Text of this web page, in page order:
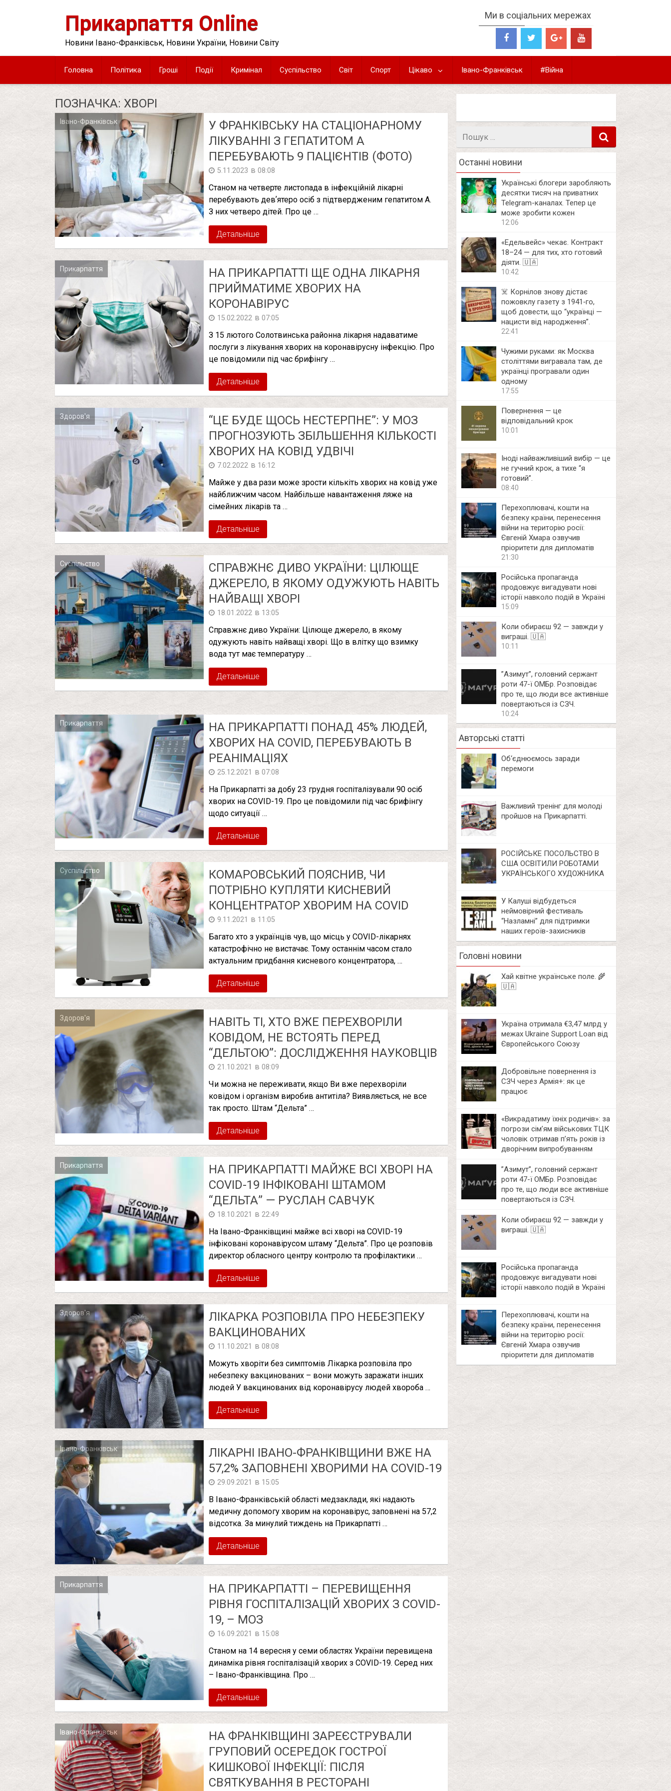
Прикарпаття Online
Новини Івано-Франківськ, Новини України, Новини Світу
Ми в соціальних мережах
Головна Політика Гроші Події Кримінал Суспільство Світ Спорт Цікаво Івано-Франківськ #Війна
ПОЗНАЧКА: ХВОРІ
Івано-Франківськ
У ФРАНКІВСЬКУ НА СТАЦІОНАРНОМУ
ЛІКУВАННІ З ГЕПАТИТОМ A
ПЕРЕБУВАЮТЬ 9 ПАЦІЄНТІВ (ФОТО)
5.11.2023 в 08:08
Станом на четверте листопада в інфекційній лікарні
перебувають девʼятеро осіб з підтвердженим гепатитом A.
З них четверо дітей. Про це …
Детальніше
Прикарпаття
НА ПРИКАРПАТТІ ЩЕ ОДНА ЛІКАРНЯ
ПРИЙМАТИМЕ ХВОРИХ НА
КОРОНАВІРУС
15.02.2022 в 07:05
З 15 лютого Солотвинська районна лікарня надаватиме
послуги з лікування хворих на коронавірусну інфекцію. Про
це повідомили під час брифінгу …
Детальніше
Здоров'я
“ЦЕ БУДЕ ЩОСЬ НЕСТЕРПНЕ”: У МОЗ
ПРОГНОЗУЮТЬ ЗБІЛЬШЕННЯ КІЛЬКОСТІ
ХВОРИХ НА КОВІД УДВІЧІ
7.02.2022 в 16:12
Майже у два рази може зрости кількіть хворих на ковід уже
найближчим часом. Найбільше навантаження ляже на
сімейних лікарів та …
Детальніше
Суспільство
СПРАВЖНЄ ДИВО УКРАЇНИ: ЦІЛЮЩЕ
ДЖЕРЕЛО, В ЯКОМУ ОДУЖУЮТЬ НАВІТЬ
НАЙВАЩІ ХВОРІ
18.01.2022 в 13:05
Справжнє диво України: Цілюще джерело, в якому
одужують навіть найващі хворі. Що в влітку що взимку
вода тут має температуру …
Детальніше
Прикарпаття
НА ПРИКАРПАТТІ ПОНАД 45% ЛЮДЕЙ,
ХВОРИХ НА COVID, ПЕРЕБУВАЮТЬ В
РЕАНІМАЦІЯХ
25.12.2021 в 07:08
На Прикарпатті за добу 23 грудня госпіталізували 90 осіб
хворих на COVID-19. Про це повідомили під час брифінгу
щодо ситуації …
Детальніше
Суспільство
КОМАРОВСЬКИЙ ПОЯСНИВ, ЧИ
ПОТРІБНО КУПЛЯТИ КИСНЕВИЙ
КОНЦЕНТРАТОР ХВОРИМ НА COVID
9.11.2021 в 11:05
Багато хто з українців чув, що місць у COVID-лікарнях
катастрофічно не вистачає. Тому останнім часом стало
актуальним придбання кисневого концентратора, …
Детальніше
Здоров'я
НАВІТЬ ТІ, ХТО ВЖЕ ПЕРЕХВОРІЛИ
КОВІДОМ, НЕ ВСТОЯТЬ ПЕРЕД
“ДЕЛЬТОЮ”: ДОСЛІДЖЕННЯ НАУКОВЦІВ
21.10.2021 в 08:09
Чи можна не переживати, якщо Ви вже перехворіли
ковідом і організм виробив антитіла? Виявляється, не все
так просто. Штам “Дельта” …
Детальніше
Прикарпаття
НА ПРИКАРПАТТІ МАЙЖЕ ВСІ ХВОРІ НА
COVID-19 ІНФІКОВАНІ ШТАМОМ
“ДЕЛЬТА” — РУСЛАН САВЧУК
18.10.2021 в 22:49
На Івано-Франківщині майже всі хворі на COVID-19
інфіковані коронавірусом штаму “Дельта”. Про це розповів
директор обласного центру контролю та профілактики …
Детальніше
Здоров'я
ЛІКАРКА РОЗПОВІЛА ПРО НЕБЕЗПЕКУ
ВАКЦИНОВАНИХ
11.10.2021 в 08:08
Можуть хворіти без симптомів Лікарка розповіла про
небезпеку вакцинованих – вони можуть заражати інших
людей У вакцинованих від коронавірусу людей хвороба …
Детальніше
Івано-Франківськ
ЛІКАРНІ ІВАНО-ФРАНКІВЩИНИ ВЖЕ НА
57,2% ЗАПОВНЕНІ ХВОРИМИ НА COVID-19
29.09.2021 в 15:05
В Івано-Франківській області медзаклади, які надають
медичну допомогу хворим на коронавірус, заповнені на 57,2
відсотка. За минулий тиждень на Прикарпатті …
Детальніше
Прикарпаття
НА ПРИКАРПАТТІ – ПЕРЕВИЩЕННЯ
РІВНЯ ГОСПІТАЛІЗАЦІЙ ХВОРИХ З COVID-
19, – МОЗ
16.09.2021 в 15:08
Станом на 14 вересня у семи областях України перевищена
динаміка рівня госпіталізацій хворих з COVID-19. Серед них
– Івано-Франківщина. Про …
Детальніше
Івано-Франківськ
НА ФРАНКІВЩИНІ ЗАРЕЄСТРУВАЛИ
ГРУПОВИЙ ОСЕРЕДОК ГОСТРОЇ
КИШКОВОЇ ІНФЕКЦІЇ: ПІСЛЯ
СВЯТКУВАННЯ В РЕСТОРАНІ
Posts
pagination
Останні новини
Українські блогери заробляють
десятки тисяч на приватних
Telegram-каналах. Тепер це
може зробити кожен
12:06
«Едельвейс» чекає. Контракт
18–24 — для тих, хто готовий
діяти. 🇺🇦
10:42
☠️ Корнілов знову дістає
пожовклу газету з 1941‑го,
щоб довести, що “українці —
нацисти від народження”.
22:41
Чужими руками: як Москва
століттями вигравала там, де
українці програвали один
одному
17:55
Повернення — це
відповідальний крок
10:01
Іноді найважливіший вибір — це
не гучний крок, а тихе “я
готовий”.
08:40
Перехоплювачі, кошти на
безпеку країни, перенесення
війни на територію росії:
Євгеній Хмара озвучив
пріоритети для дипломатів
21:30
Російська пропаганда
продовжує вигадувати нові
історії навколо подій в Україні
15:09
Коли обираєш 92 — завжди у
виграші. 🇺🇦
10:11
⁨”Азимут”, головний сержант
роти 47-ї ОМБр. Розповідає
про те, що люди все активніше
повертаються із СЗЧ.
10:24
Авторські статті
Об‘єднюємось заради
перемоги
Важливий тренінг для молоді
пройшов на Прикарпатті.
РОСІЙСЬКЕ ПОСОЛЬСТВО В
США ОСВІТИЛИ РОБОТАМИ
УКРАЇНСЬКОГО ХУДОЖНИКА
У Калуші відбудеться
неймовірний фестиваль
“Назламні” для підтримки
наших героїв-захисників
Головні новини
Хай квітне українське поле. 🌾
🇺🇦
Україна отримала €3,47 млрд у
межах Ukraine Support Loan від
Європейського Союзу
Добровільне повернення із
СЗЧ через Армія+: як це
працює
«Викрадатиму їхніх родичів»: за
погрози сім’ям військових ТЦК
чоловік отримав п’ять років із
дворічним випробуванням
⁨”Азимут”, головний сержант
роти 47-ї ОМБр. Розповідає
про те, що люди все активніше
повертаються із СЗЧ.
Коли обираєш 92 — завжди у
виграші. 🇺🇦
Російська пропаганда
продовжує вигадувати нові
історії навколо подій в Україні
Перехоплювачі, кошти на
безпеку країни, перенесення
війни на територію росії:
Євгеній Хмара озвучив
пріоритети для дипломатів